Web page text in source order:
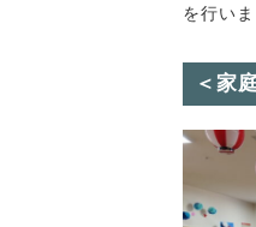
を行い
＜家